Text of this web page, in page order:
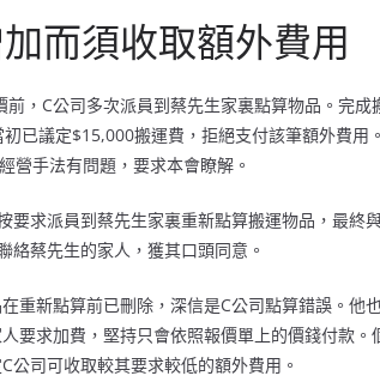
而須收取額外費用
，C公司多次派員到蔡先生家裏點算物品。完成
已議定$15,000搬運費，拒絕支付該筆額外費用
營手法有問題，要求本會瞭解。
要求派員到蔡先生家裏重新點算搬運物品，最終
絡蔡先生的家人，獲其口頭同意。
重新點算前已刪除，深信是C公司點算錯誤。他
要求加費，堅持只會依照報價單上的價錢付款。
司可收取較其要求較低的額外費用。